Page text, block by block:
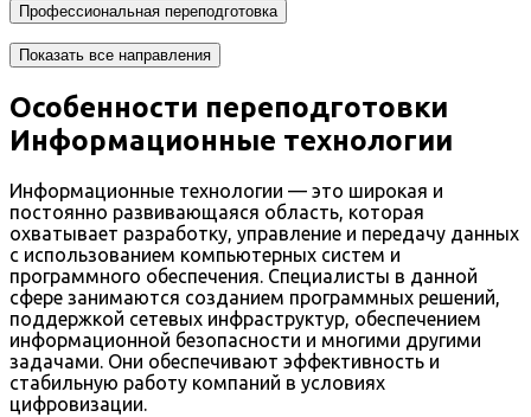
Профессиональная переподготовка
Показать все направления
Особенности переподготовки
Информационные технологии
Информационные технологии — это широкая и
постоянно развивающаяся область, которая
охватывает разработку, управление и передачу данных
с использованием компьютерных систем и
программного обеспечения. Специалисты в данной
сфере занимаются созданием программных решений,
поддержкой сетевых инфраструктур, обеспечением
информационной безопасности и многими другими
задачами. Они обеспечивают эффективность и
стабильную работу компаний в условиях
цифровизации.